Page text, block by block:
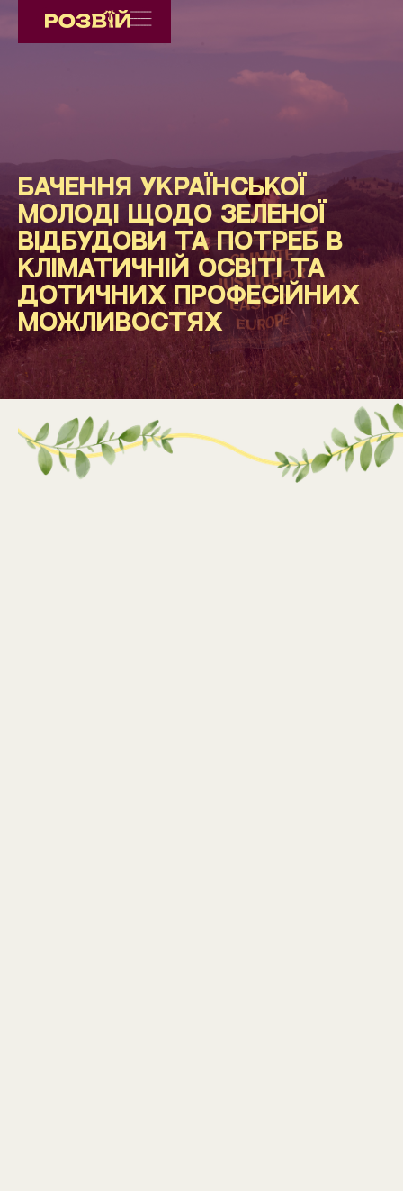
Бачення української
молоді щодо зеленої
відбудови та потреб в
кліматичній освіті та
дотичних професійних
можливостях